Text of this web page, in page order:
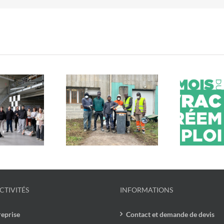
du Cœur x
: un chantier
et engagé
En mars, c’est le mois du
vrac et du réemploi !
INFORMATIONS
Contact et demande de devis